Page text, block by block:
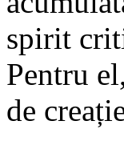
spirit
Pentru
de